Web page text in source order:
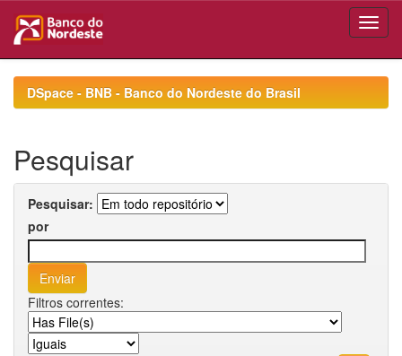
navigationDSpace - BNB - Banco do Nordeste do Brasil
Pesquisar
Pesquisar:
por
Filtros correntes: